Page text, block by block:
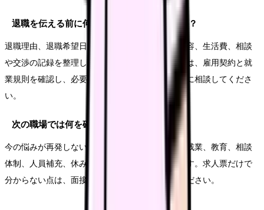
退職を伝える前に何を準備すればいいですか？
退職理由、退職希望日、有休残日数、引き継ぎ内容、生活費、相談
や交渉の記録を整理します。法的な不安がある時は、雇用契約と就
業規則を確認し、必要に応じて公的窓口や専門家に相談してくださ
い。
次の職場では何を確認すればいいですか？
今の悩みが再発しない条件を確認します。夜勤、残業、教育、相談
体制、人員補充、休みやすさ、給与の内訳などです。求人票だけで
分からない点は、面接や見学で具体的に聞いてください。